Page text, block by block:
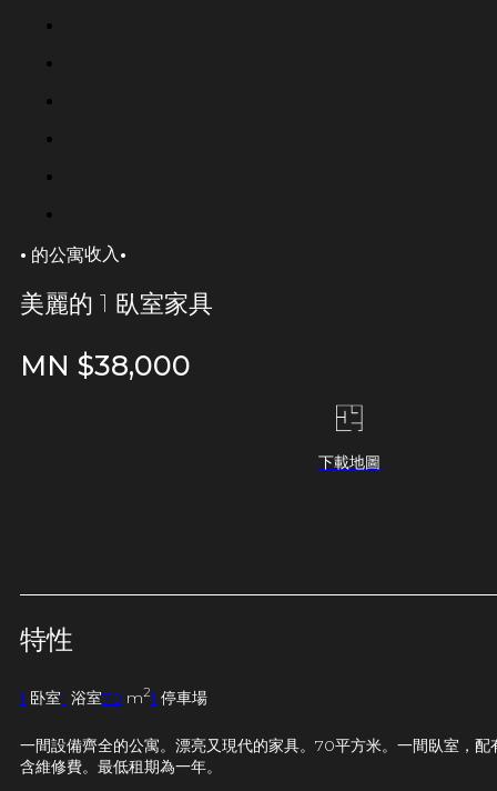
· 的公寓收入 ·
美麗的 1 臥室家具
MN $38,000
下載地圖
特性
1 卧室1 浴室70 m21 停車場
一間設備齊全的公寓。漂亮又現代的家具。70平方米。一間臥室，
含維修費。最低租期為一年。